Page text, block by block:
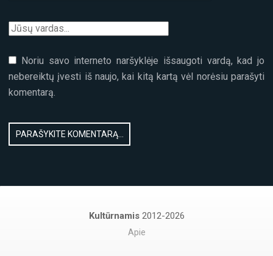
Noriu savo interneto naršyklėje išsaugoti vardą, kad jo
nebereiktų įvesti iš naujo, kai kitą kartą vėl norėsiu parašyti
komentarą.
Kultūrnamis 2012-2026
Apie